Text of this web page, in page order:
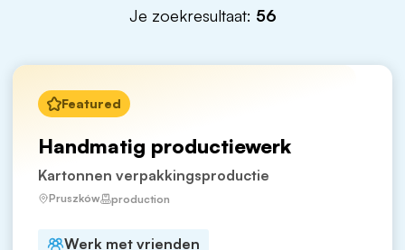
Je zoekresultaat: 56
Featured
Handmatig productiewerk
Kartonnen verpakkingsproductie
Pruszków production
Werk met vrienden